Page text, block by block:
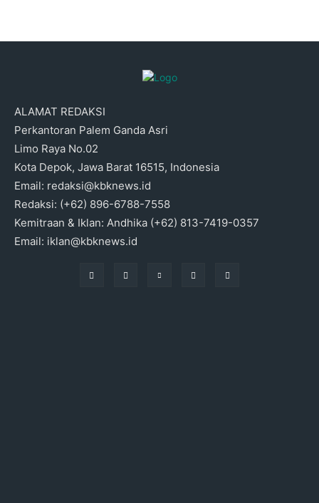
ALAMAT REDAKSI
Perkantoran Palem Ganda Asri
Limo Raya No.02
Kota Depok, Jawa Barat 16515, Indonesia
Email: redaksi@kbknews.id
Redaksi: (+62) 896-6788-7558
Kemitraan & Iklan: Andhika (+62) 813-7419-0357
Email: iklan@kbknews.id